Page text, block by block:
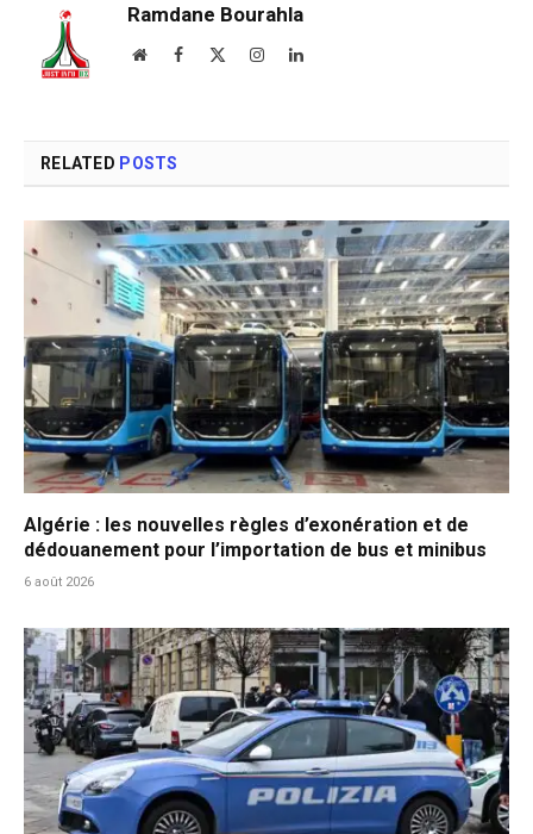
Ramdane Bourahla
WebsiteFacebook InstagramLinkedIn
RELATED POSTS
Algérie : les nouvelles règles d’exonération et de
dédouanement pour l’importation de bus et minibus
6 août 2026